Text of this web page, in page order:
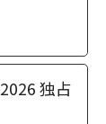
独占